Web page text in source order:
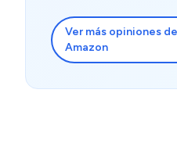
Ver más opiniones
Amazon